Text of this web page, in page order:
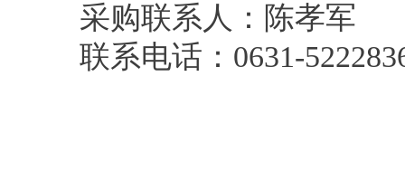
采购联系人：陈孝军
联系电话：0631-